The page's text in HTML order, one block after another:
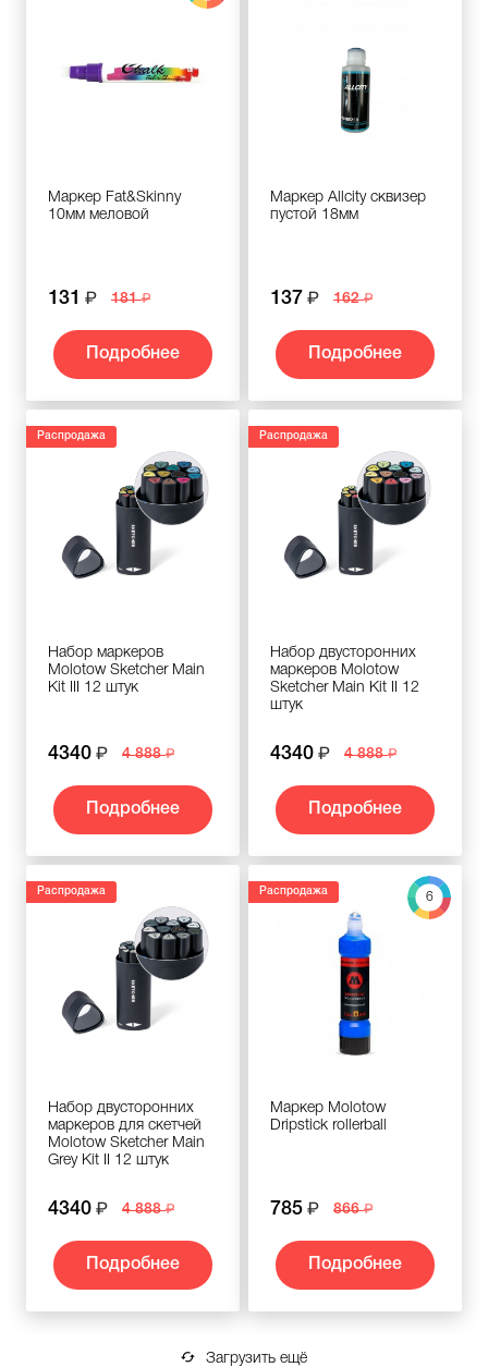
Маркер Fat&Skinny
10мм меловой
131 181
Подробнее
Маркер Allcity сквизер
пустой 18мм
137 162
Подробнее
Распродажа
Набор маркеров
Molotow Sketcher Main
Kit III 12 штук
4340 4 888
Подробнее
Распродажа
Набор двусторонних
маркеров Molotow
Sketcher Main Kit II 12
штук
4340 4 888
Подробнее
Распродажа
Набор двусторонних
маркеров для скетчей
Molotow Sketcher Main
Grey Kit II 12 штук
4340 4 888
Подробнее
6
Распродажа
Маркер Molotow
Dripstick rollerball
785 866
Подробнее
Загрузить ещё